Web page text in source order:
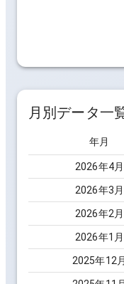
月別データ一
年月
2026年4月
2026年3 月
2026年2 月
2026年1 月
2025年12 月